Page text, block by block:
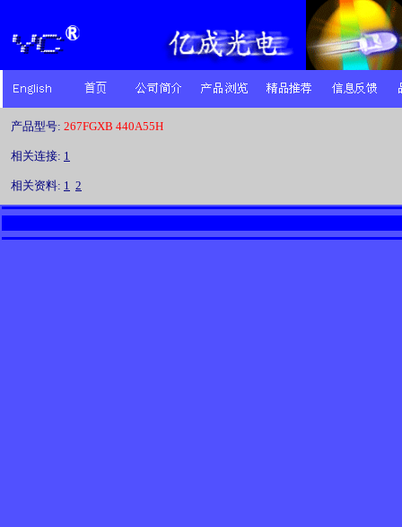
产品型号: 267FGXB 440A55H
相关连接: 1
相关资料: 1 2